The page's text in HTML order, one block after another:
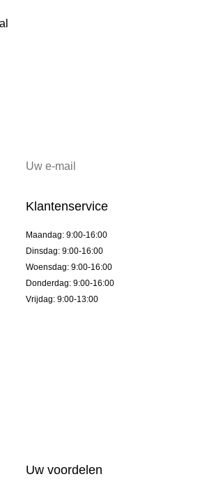
Klantenservice
Maandag: 9:00-16:00
Dinsdag: 9:00-16:00
Woensdag: 9:00-16:00
Donderdag: 9:00-16:00
Vrijdag: 9:00-13:00
Uw voordelen